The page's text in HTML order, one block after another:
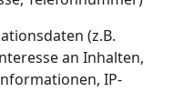
(z.B.
an Inhalten,
IP-